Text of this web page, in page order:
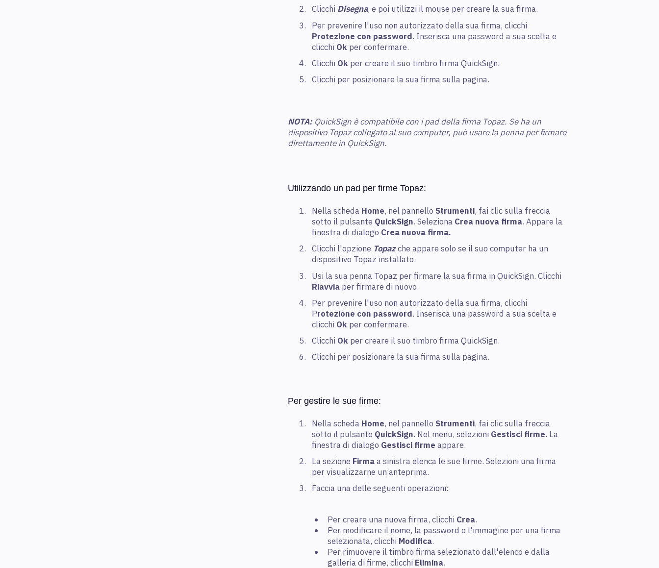
Clicchi Disegna, e poi utilizzi il mouse per creare la sua firma.
Per prevenire l'uso non autorizzato della sua firma, clicchi
Protezione con password. Inserisca una password a sua scelta e
clicchi Ok per confermare.
Clicchi Ok per creare il suo timbro firma QuickSign.
Clicchi per posizionare la sua firma sulla pagina.
NOTA: QuickSign è compatibile con i pad della firma Topaz. Se ha un
dispositivo Topaz collegato al suo computer, può usare la penna per firmare
direttamente in QuickSign.
Utilizzando un pad per firme Topaz:
Nella scheda Home, nel pannello Strumenti, fai clic sulla freccia
sotto il pulsante QuickSign. Seleziona Crea nuova firma. Appare la
finestra di dialogo Crea nuova firma.
Clicchi l'opzione Topazche appare solo se il suo computer ha un
dispositivo Topaz installato.
Usi la sua penna Topaz per firmare la sua firma in QuickSign. Clicchi
Riavvia per firmare di nuovo.
Per prevenire l'uso non autorizzato della sua firma, clicchi
Protezione con password. Inserisca una password a sua scelta e
clicchi Ok per confermare.
Clicchi Ok per creare il suo timbro firma QuickSign.
Clicchi per posizionare la sua firma sulla pagina.
Per gestire le sue firme:
Nella scheda Home, nel pannello Strumenti, fai clic sulla freccia
sotto il pulsante QuickSign. Nel menu, selezioni Gestisci firme. La
finestra di dialogo Gestisci firme appare.
La sezione Firmaa sinistra elenca le sue firme. Selezioni una firma
per visualizzarne un’anteprima.
Faccia una delle seguenti operazioni:
Per creare una nuova firma, clicchi Crea.
Per modificare il nome, la password o l'immagine per una firma
selezionata, clicchi Modifica.
Per rimuovere il timbro firma selezionato dall'elenco e dalla
galleria di firme, clicchi Elimina.